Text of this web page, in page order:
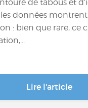
de tabous et
données
: bien que rare, ce
Lire l'article